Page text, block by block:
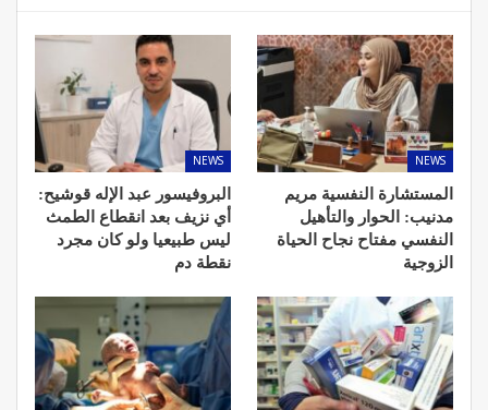
NEWS
المستشارة النفسية مريم
مدنيب: الحوار والتأهيل
النفسي مفتاح نجاح الحياة
الزوجية
NEWS
البروفيسور عبد الإله قوشيح:
أي نزيف بعد انقطاع الطمث
ليس طبيعيا ولو كان مجرد
نقطة دم